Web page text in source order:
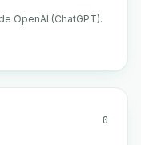
OpenAI (ChatGPT).
0